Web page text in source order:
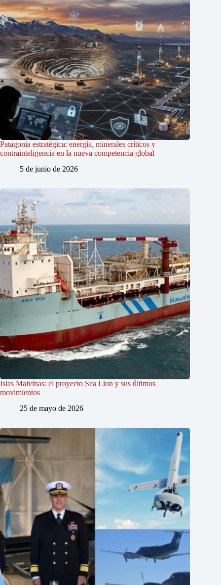
Patagonia estratégica: energía, minerales críticos y
contrainteligencia en la nueva competencia global
5 de junio de 2026
Islas Malvinas: el proyecto Sea Lion y sus últimos
movimientos
25 de mayo de 2026